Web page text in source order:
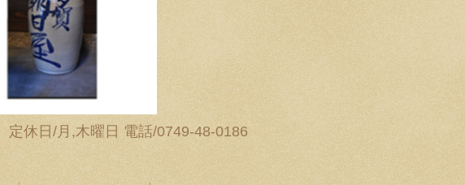
休日/月,木曜日 電話/0749-48-0186